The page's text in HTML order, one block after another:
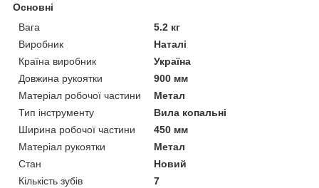
Основні
Вага
5.2 кг
Виробник
Наталі
Країна виробник
Україна
Довжина рукоятки
900 мм
Матеріал робочої частини
Метал
Тип інструменту
Вила копальні
Ширина робочої частини
450 мм
Матеріал рукоятки
Метал
Стан
Новий
Кількість зубів
7